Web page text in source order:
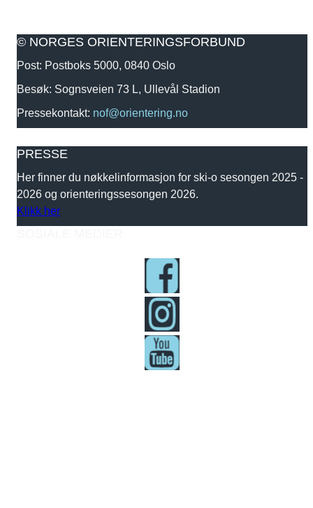
© NORGES ORIENTERINGSFORBUND
Post: Postboks 5000, 0840 Oslo
Besøk: Sognsveien 73 L, Ullevål Stadion
Pressekontakt: nof@orientering.no
PRESSE
Her finner du nøkkelinformasjon for ski-o sesongen 2025 -
2026 og orienteringssesongen 2026.
Klikk her